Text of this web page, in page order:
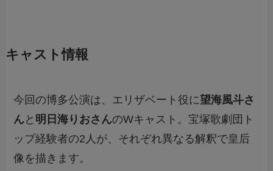
キャスト情報
今回の博多公演は、エリザベート役に望海風斗さ
んと 明日海りおさんのWキャスト。宝塚歌劇団ト
ップ経験者の2人が、それぞれ異なる解釈で皇后
像を描きます。